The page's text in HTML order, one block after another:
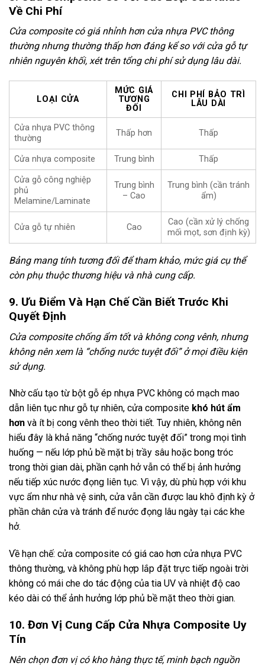
Về Chi Phí
Cửa composite có giá nhỉnh hơn cửa nhựa PVC thông
thường nhưng thường thấp hơn đáng kể so với cửa gỗ tự
nhiên nguyên khối, xét trên tổng chi phí sử dụng lâu dài.
LOẠI CỬA
MỨC GIÁ
TƯƠNG
ĐỐI
CHI PHÍ BẢO TRÌ
LÂU DÀI
Cửa nhựa PVC thông
thường
Thấp hơn Thấp
Cửa nhựa composite Trung bình Thấp
Cửa gỗ công nghiệp
phủ
Melamine/Laminate
Trung bình
– Cao
Trung bình (cần tránh
ẩm)
Cửa gỗ tự nhiên Cao
Cao (cần xử lý chống
mối mọt, sơn định kỳ)
Bảng mang tính tương đối để tham khảo, mức giá cụ thể
còn phụ thuộc thương hiệu và nhà cung cấp.
9. Ưu Điểm Và Hạn Chế Cần Biết Trước Khi
Quyết Định
Cửa composite chống ẩm tốt và không cong vênh, nhưng
không nên xem là “chống nước tuyệt đối” ở mọi điều kiện
sử dụng.
Nhờ cấu tạo từ bột gỗ ép nhựa PVC không có mạch mao
dẫn liên tục như gỗ tự nhiên, cửa composite khó hút ẩm
hơn và ít bị cong vênh theo thời tiết. Tuy nhiên, không nên
hiểu đây là khả năng “chống nước tuyệt đối” trong mọi tình
huống — nếu lớp phủ bề mặt bị trầy sâu hoặc bong tróc
trong thời gian dài, phần cạnh hở vẫn có thể bị ảnh hưởng
nếu tiếp xúc nước đọng liên tục. Vì vậy, dù phù hợp với khu
vực ẩm như nhà vệ sinh, cửa vẫn cần được lau khô định kỳ ở
phần chân cửa và tránh để nước đọng lâu ngày tại các khe
hở.
Về hạn chế: cửa composite có giá cao hơn cửa nhựa PVC
thông thường, và không phù hợp lắp đặt trực tiếp ngoài trời
không có mái che do tác động của tia UV và nhiệt độ cao
kéo dài có thể ảnh hưởng lớp phủ bề mặt theo thời gian.
10. Đơn Vị Cung Cấp Cửa Nhựa Composite Uy
Tín
Nên chọn đơn vị có kho hàng thực tế, minh bạch nguồn